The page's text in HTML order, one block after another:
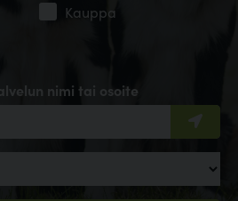
nimi tai osoite
Kauppa